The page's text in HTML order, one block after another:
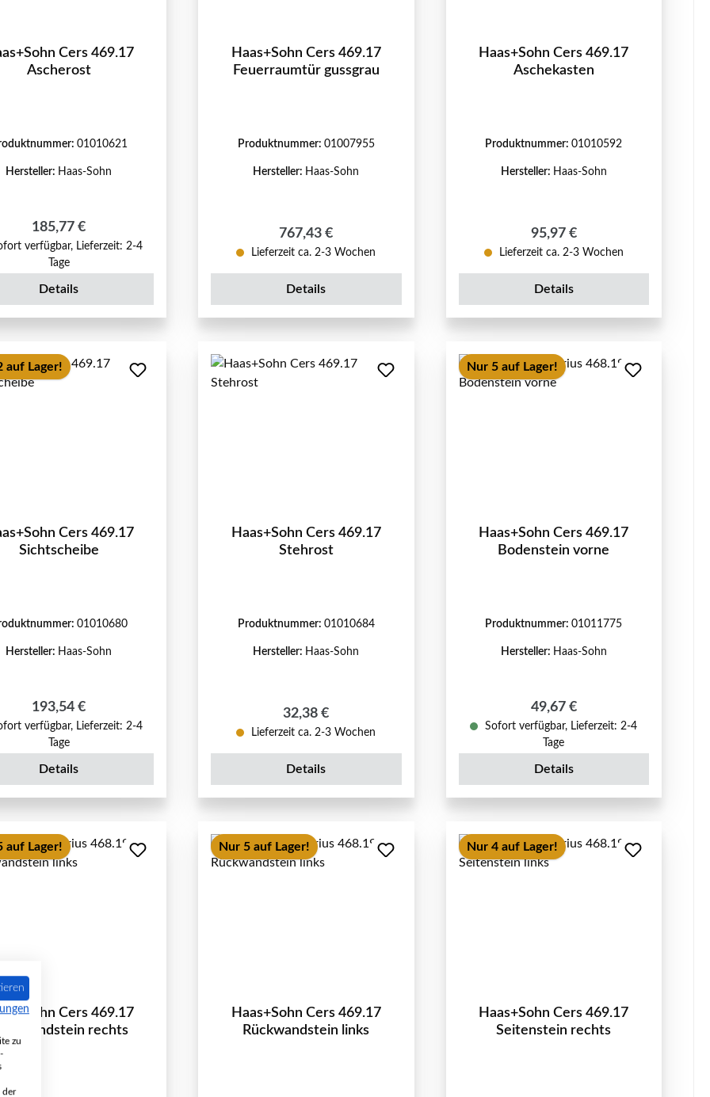
Cers 469.17
Ascherost
01010621
Hersteller: Haas-Sohn
Regulärer Preis:
185,77 €
verfügbar, Lieferzeit: 2-4
Tage
Details
Haas+Sohn Cers 469.17
Feuerraumtür gussgrau
Produktnummer: 01007955
Hersteller: Haas-Sohn
Regulärer Preis:
767,43 €
Lieferzeit ca. 2-3 Wochen
Details
Haas+Sohn Cers 469.17
Aschekasten
Produktnummer:01010592
Hersteller: Haas-Sohn
Regulärer Preis:
95,97 €
Lieferzeit ca. 2-3 Wochen
Details
auf Lager!
Cers 469.17
Sichtscheibe
01010680
Hersteller: Haas-Sohn
Regulärer Preis:
193,54 €
verfügbar, Lieferzeit: 2-4
Tage
Details
Haas+Sohn Cers 469.17
Stehrost
Produktnummer: 01010684
Hersteller: Haas-Sohn
Regulärer Preis:
32,38 €
Lieferzeit ca. 2-3 Wochen
Details
Nur 5 auf Lager!
Haas+Sohn Cers 469.17
Bodenstein vorne
Produktnummer:01011775
Hersteller: Haas-Sohn
Regulärer Preis:
49,67 €
Sofort verfügbar, Lieferzeit: 2-4
Tage
Details
auf Lager!
Cers 469.17
rechts
Nur 5 auf Lager!
Haas+Sohn Cers 469.17
Rückwandstein links
Nur 4 auf Lager!
Haas+Sohn Cers 469.17
Seitenstein rechts
zu
der